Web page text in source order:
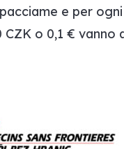
e per
o 0,1 € vanno